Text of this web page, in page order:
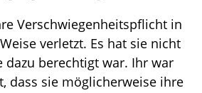
Verschwiegenheitspflicht in
verletzt. Es hat sie nicht
dazu berechtigt war. Ihr war
dass sie möglicherweise ihre